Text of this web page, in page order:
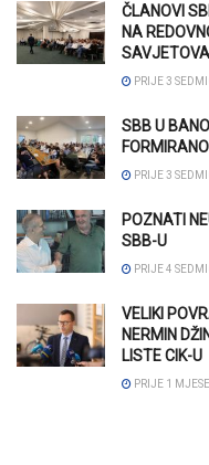
ČLANOVI
NA
PRIJE 3
SBB U
PRIJE 3
POZNATI
SBB-U
PRIJE 4
VELIKI
NERMIN
LISTE CIK-U
PRIJE 1